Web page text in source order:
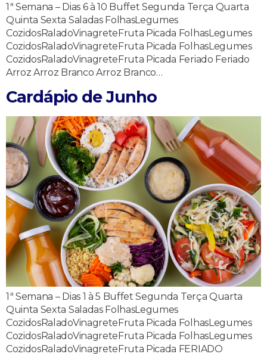
1ª Semana – Dias 6 à 10 Buffet Segunda Terça Quarta
Quinta Sexta Saladas FolhasLegumes
CozidosRaladoVinagreteFruta Picada FolhasLegumes
CozidosRaladoVinagreteFruta Picada FolhasLegumes
CozidosRaladoVinagreteFruta Picada Feriado Feriado
Arroz Arroz Branco Arroz Branco…
Cardápio de Junho
1ª Semana – Dias 1 à 5 Buffet Segunda Terça Quarta
Quinta Sexta Saladas FolhasLegumes
CozidosRaladoVinagreteFruta Picada FolhasLegumes
CozidosRaladoVinagreteFruta Picada FolhasLegumes
CozidosRaladoVinagreteFruta Picada FERIADO